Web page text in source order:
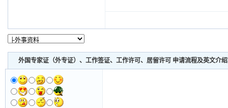
外国专家证（外专证）、工作签证、工作许可、居留许可 申请流程及英文介绍